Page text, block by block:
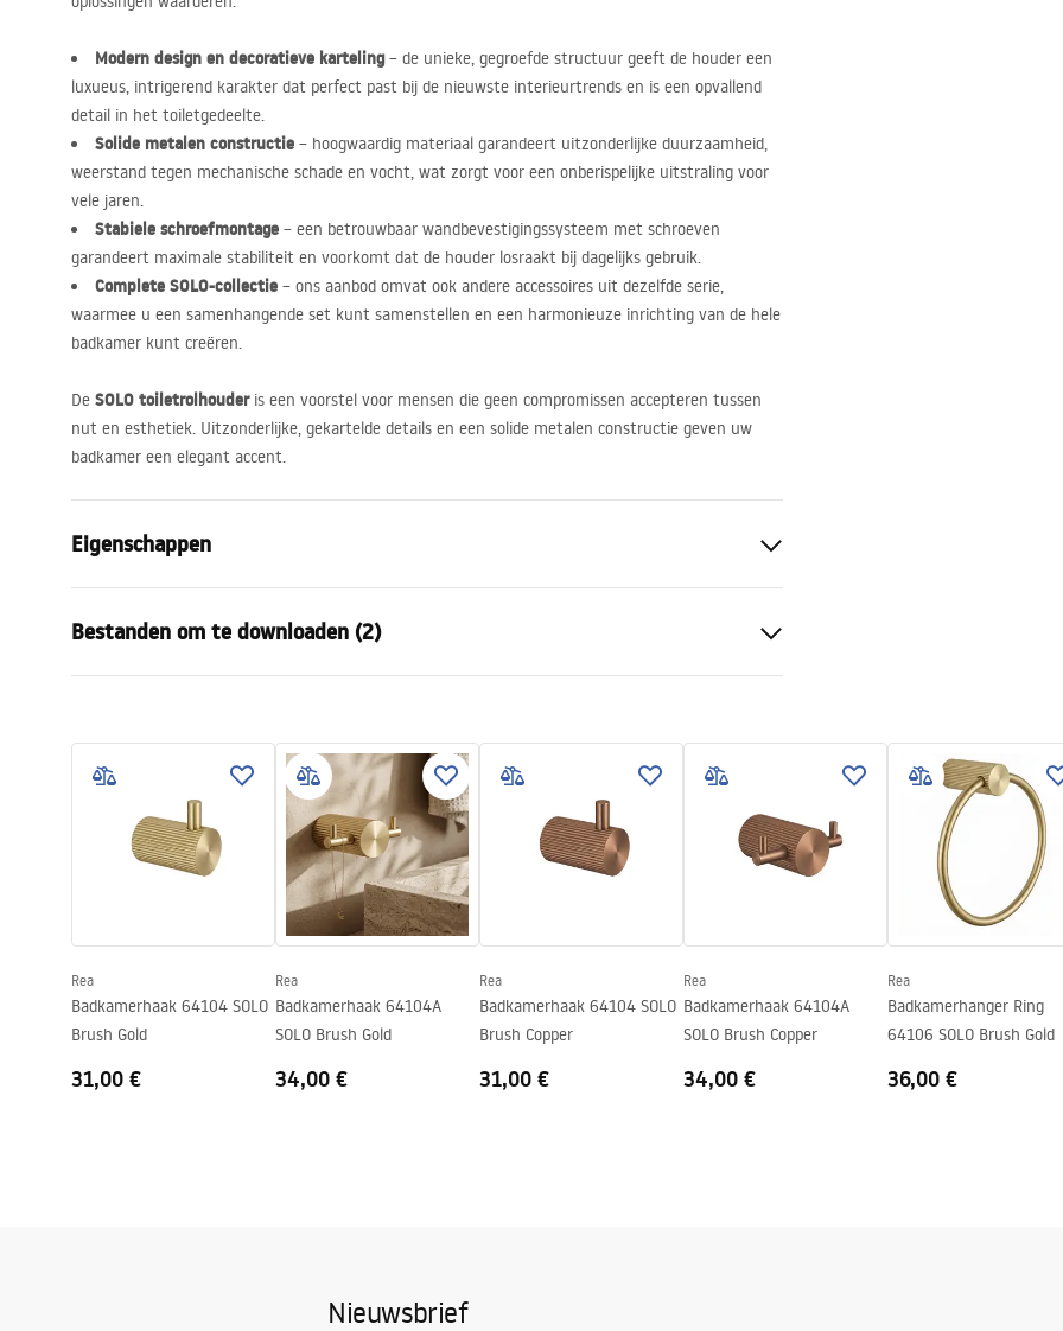
Modern design en decoratieve karteling– de unieke, gegroefde structuur geeft de houder een
luxueus, intrigerend karakter dat perfect past bij de nieuwste interieurtrends en is een opvallend
detail in het toiletgedeelte.
Solide metalen constructie – hoogwaardig materiaal garandeert uitzonderlijke duurzaamheid,
weerstand tegen mechanische schade en vocht, wat zorgt voor een onberispelijke uitstraling voor
vele jaren.
Stabiele schroefmontage – een betrouwbaar wandbevestigingssysteem met schroeven
garandeert maximale stabiliteit en voorkomt dat de houder losraakt bij dagelijks gebruik.
Complete SOLO-collectie – ons aanbod omvat ook andere accessoires uit dezelfde serie,
waarmee u een samenhangende set kunt samenstellen en een harmonieuze inrichting van de hele
badkamer kunt creëren.
De SOLO toiletrolhouderis een voorstel voor mensen die geen compromissen accepteren tussen
nut en esthetiek. Uitzonderlijke, gekartelde details en een solide metalen constructie geven uw
badkamer een elegant accent.
Eigenschappen
Materiaal
Montagewijze
Geschroefd
30
65
Solo
24 maanden
Bestanden om te downloaden (2)
Warranty_Terms_and_Conditions_
Accessories_-_24.pdf
Safety_Information_Accessories.pd
Rea
Badkamerhaak 64104 SOLO
Brush Gold
31,00 €
Rea
Badkamerhaak 64104A
SOLO Brush Gold
34,00 €
Rea
Badkamerhaak 64104 SOLO
Brush Copper
31,00 €
Rea
Badkamerhaak 64104A
SOLO Brush Copper
34,00 €
Rea
Badkamerhanger Ring
64106 SOLO Brush Gold
36,00 €
Nieuwsbrief